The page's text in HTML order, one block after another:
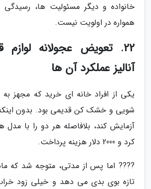
خانواده و دیگر مسئولیت ها، رسیدگی
همواره در اولویت نیست.
22. تعویض عجولانه
آنالیز عملکرد آن ها
یکی از افراد خانه ای خرید که مجهز
شویی و خشک کن قدیمی بود. بدون اینکه
آزمایش کند، بلافاصله هر دو را با مدل
کرد و 2000 دلار هزینه پرداخت.
???? اما پس از مدتی، متوجه شد که
تازه بوی بدی می دهد و خیلی زود